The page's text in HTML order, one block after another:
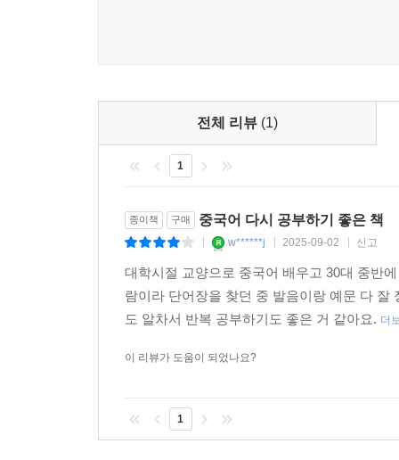
전체 리뷰 (1)
1
종이책 구매 중국어 다시 공부하기 좋은 책
w******j 2025-09-02 신고
대학시절 교양으로 중국어 배우고 30대 중반
람이라 단어장을 찾던 중 발음이랑 예문 다
도 알차서 반복 공부하기도 좋은 거 같아요. 더
이 리뷰가 도움이 되었나요?
1